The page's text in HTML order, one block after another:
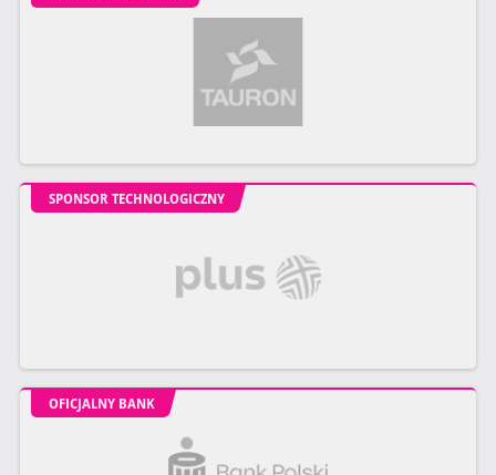
SPONSOR TECHNOLOGICZNY
OFICJALNY BANK